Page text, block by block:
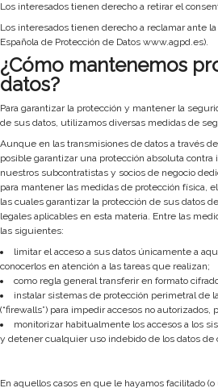
Los interesados tienen derecho a retirar el
Los interesados tienen derecho a reclamar ante
Española de Protección de Datos www.agpd.es).
¿Cómo mantenemos
datos?
Para garantizar la protección y mantener la
de sus datos, utilizamos diversas medidas de
Aunque en las transmisiones de datos a través
posible garantizar una protección absoluta
nuestros subcontratistas y socios de negocio
para mantener las medidas de protección física,
las cuales garantizar la protección de sus datos
legales aplicables en esta materia. Entre las
las siguientes:
limitar el acceso a sus datos únicamente a
conocerlos en atención a las tareas que realizan;
como regla general transferir en formato
instalar sistemas de protección perimetral de
(“firewalls”) para impedir accesos no autorizados,
monitorizar habitualmente los accesos a los
y detener cualquier uso indebido de los datos de
En aquellos casos en que le hayamos facilitado